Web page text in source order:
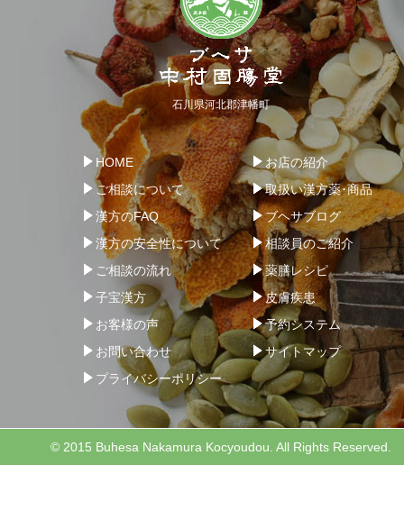
石川県河北郡津幡町
HOME
お店の紹介
ご相談について
取扱い漢方薬･商品
漢方のFAQ
ブヘサブログ
漢方の安全性について
相談員のご紹介
ご相談の流れ
薬膳レシピ
子宝漢方
皮膚疾患
お客様の声
予約システム
お問い合わせ
サイトマップ
プライバシーポリシー
© 2015 Buhesa Nakamura Kocyoudou. All Rights Reserved.